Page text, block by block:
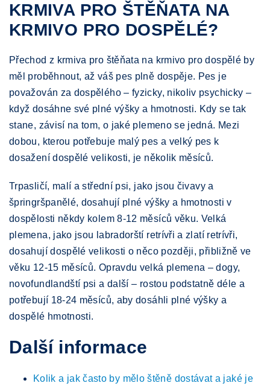
KRMIVA PRO ŠTĚŇATA NA
KRMIVO PRO DOSPĚLÉ?
Přechod z krmiva pro štěňata na krmivo pro dospělé by
měl proběhnout, až váš pes plně dospěje. Pes je
považován za dospělého – fyzicky, nikoliv psychicky –
když dosáhne své plné výšky a hmotnosti. Kdy se tak
stane, závisí na tom, o jaké plemeno se jedná. Mezi
dobou, kterou potřebuje malý pes a velký pes k
dosažení dospělé velikosti, je několik měsíců.
Trpasličí, malí a střední psi, jako jsou čivavy a
špringršpanělé, dosahují plné výšky a hmotnosti v
dospělosti někdy kolem 8-12 měsíců věku. Velká
plemena, jako jsou labradorští retrívři a zlatí retrívři,
dosahují dospělé velikosti o něco později, přibližně ve
věku 12-15 měsíců. Opravdu velká plemena – dogy,
novofundlandští psi a další – rostou podstatně déle a
potřebují 18-24 měsíců, aby dosáhli plné výšky a
dospělé hmotnosti.
Další informace
Kolik a jak často by mělo štěně dostávat a jaké je